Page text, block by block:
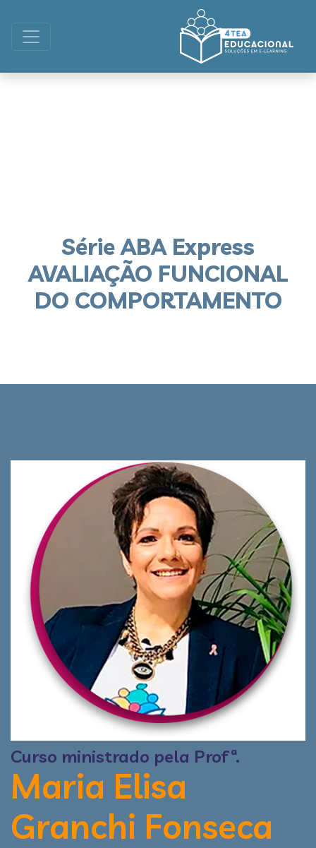
Série ABA Express
AVALIAÇÃO FUNCIONAL
DO COMPORTAMENTO
Curso ministrado pela Profª.
Maria Elisa
Granchi Fonseca